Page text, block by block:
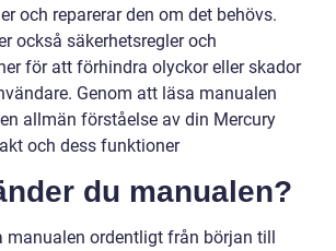
och reparerar den om det behövs.
också säkerhetsregler och
för att förhindra olyckor eller skador
Genom att läsa manualen
allmän förståelse av din Mercury
och dess funktioner
du manualen?
manualen ordentligt från början till